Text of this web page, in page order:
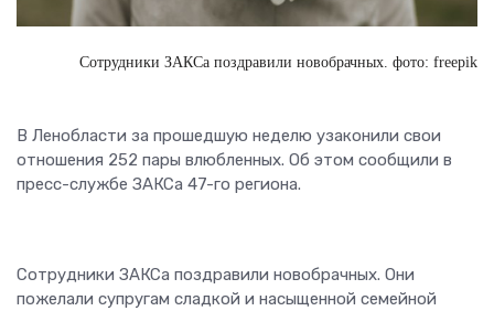
Сотрудники ЗАКСа поздравили новобрачных. фото: freepik
В Ленобласти за прошедшую неделю узаконили свои
отношения 252 пары влюбленных. Об этом сообщили в
пресс-службе ЗАКСа 47-го региона.
Сотрудники ЗАКСа поздравили новобрачных. Они
пожелали супругам сладкой и насыщенной семейной